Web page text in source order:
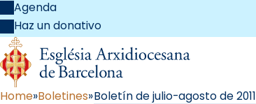
Agenda
Haz un donativo
Home Boletines Boletín de julio-agosto de 2011